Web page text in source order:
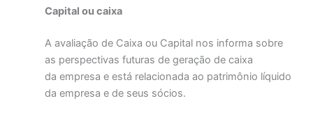
Capital ou caixa
A avaliação de Caixa ou Capital nos informa sobre
as perspectivas futuras de geração de caixa
da empresa e está relacionada ao patrimônio líquido
da empresa e de seus sócios.